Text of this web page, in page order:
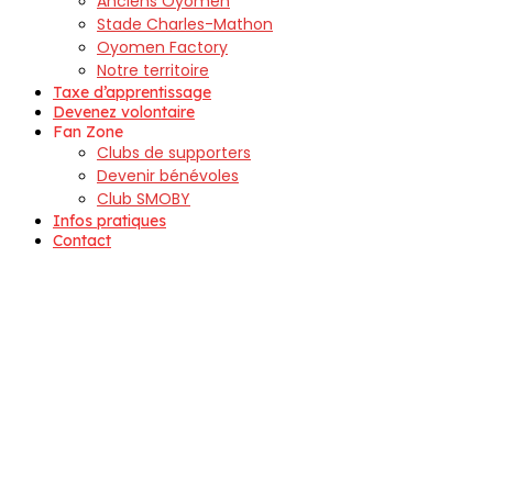
Stade Charles-Mathon
Oyomen Factory
Notre territoire
Taxe d’apprentissage
Devenez volontaire
Fan Zone
Clubs de supporters
Devenir bénévoles
Club SMOBY
Infos pratiques
Contact